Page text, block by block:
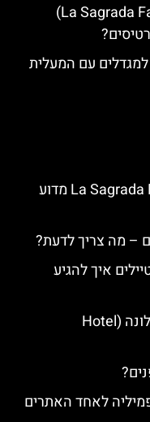
קתדרלת הסגרדה פמיליה (La Sagrada Familia)
עם המעלית
כנסיית סגרדה פמיליה – La Sagrada Familia מדוע
– מה צריך לדעת?
איך להגיע
מלון קטלוניה סגרדה פמיליה ברצלונה (Hotel
לאחד האתרים